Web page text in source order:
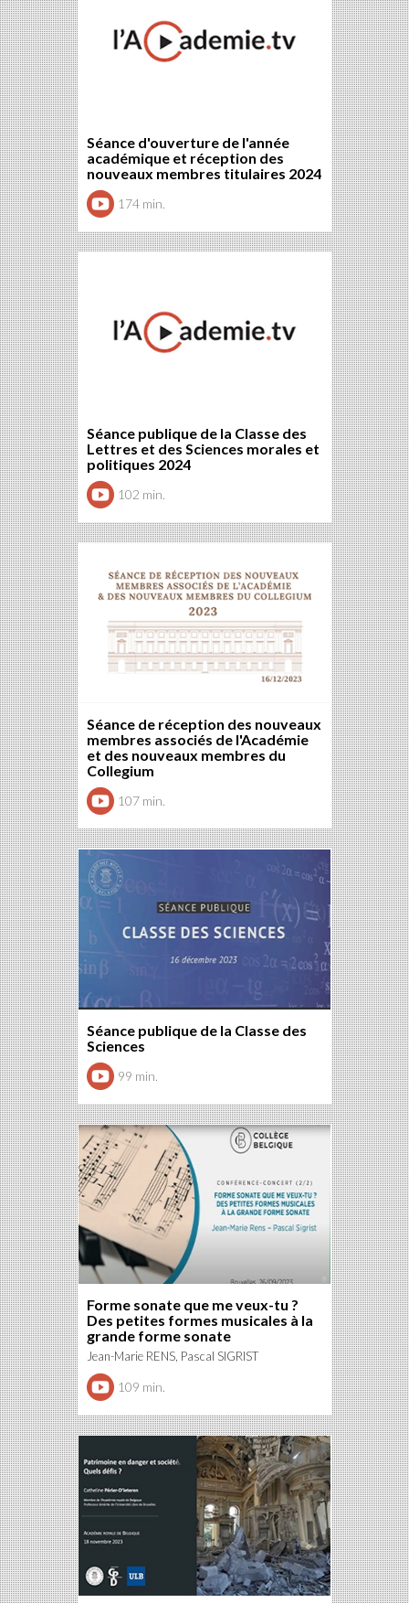
Séance d'ouverture de l'année
académique et réception des
nouveaux membres titulaires 2024
174 min.
Séance publique de la Classe des
Lettres et des Sciences morales et
politiques 2024
102 min.
Séance de réception des nouveaux
membres associés de l'Académie
et des nouveaux membres du
Collegium
107 min.
Séance publique de la Classe des
Sciences
99 min.
Forme sonate que me veux-tu ?
Des petites formes musicales à la
grande forme sonate
Jean-Marie RENS, Pascal SIGRIST
109 min.